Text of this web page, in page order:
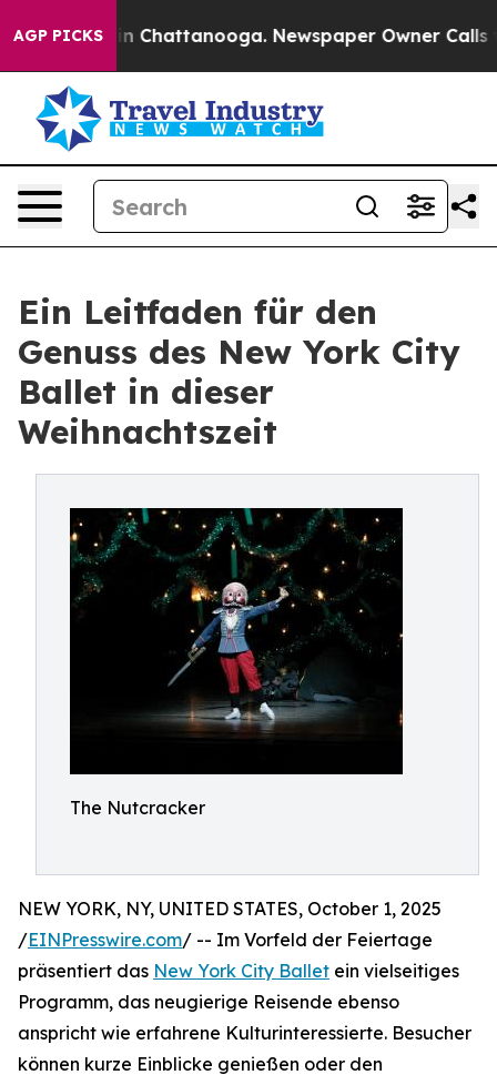
AGP PICKS
Chaos in Chattanooga. Newspaper Owner Calls
Ein Leitfaden für den
Genuss des New York City
Ballet in dieser
Weihnachtszeit
The Nutcracker
NEW YORK, NY, UNITED STATES, October 1, 2025
/EINPresswire.com/ -- Im Vorfeld der Feiertage
präsentiert das New York City Ballet ein vielseitiges
Programm, das neugierige Reisende ebenso
anspricht wie erfahrene Kulturinteressierte. Besucher
können kurze Einblicke genießen oder den